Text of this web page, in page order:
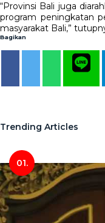
“Provinsi Bali juga
program peningkatan
masyarakat Bali,”
Bagikan
Trending Articles
01.